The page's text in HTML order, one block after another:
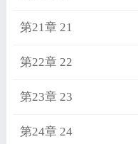
第21章 21
第22章 22
第23章 23
第24章 24